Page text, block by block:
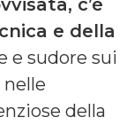
c’è
e della
e sudore sui
nelle
della